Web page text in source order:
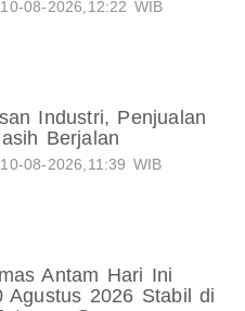
10-08-2026,12:22 WIB
Industri, Penjualan
Berjalan
10-08-2026,11:39 WIB
Antam Hari Ini
Agustus 2026 Stabil di